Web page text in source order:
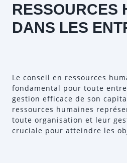
RESSOURCES
DANS LES
Le conseil en ressources
fondamental pour toute
gestion efficace de son
ressources humaines
toute organisation et leur
cruciale pour atteindre les